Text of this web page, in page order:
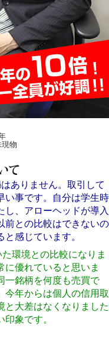
物
ありません。取引して
い事です。自分は学生時
し、アローヘッドが導入
前との比較はできないの
感じています。
環境との比較になりま
に優れていると思いま
一銘柄を何度も売買で
今年からは個人の信用取
と大差はなくなりました
象です。